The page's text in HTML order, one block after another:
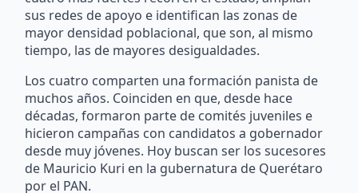
sus redes de apoyo e identifican las zonas de
mayor densidad poblacional, que son, al mismo
tiempo, las de mayores desigualdades.
Los cuatro comparten una formación panista de
muchos años. Coinciden en que, desde hace
décadas, formaron parte de comités juveniles e
hicieron campañas con candidatos a gobernador
desde muy jóvenes. Hoy buscan ser los sucesores
de Mauricio Kuri en la gubernatura de Querétaro
por el PAN.